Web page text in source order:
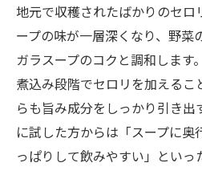
地元で収穫されたばかりのセロ
ープの味が一層深くなり、野菜
ガラスープのコクと調和します
煮込み段階でセロリを加えるこ
らも旨み成分をしっかり引き出
に試した方からは「スープに奥
っぱりして飲みやすい」といっ